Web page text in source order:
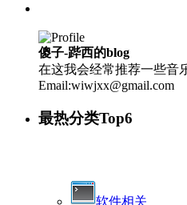
傻子-跸西的blog
在这我会经常推荐一些音
Email:wiwjxx@gmail.com
最热分类Top6
软件相关